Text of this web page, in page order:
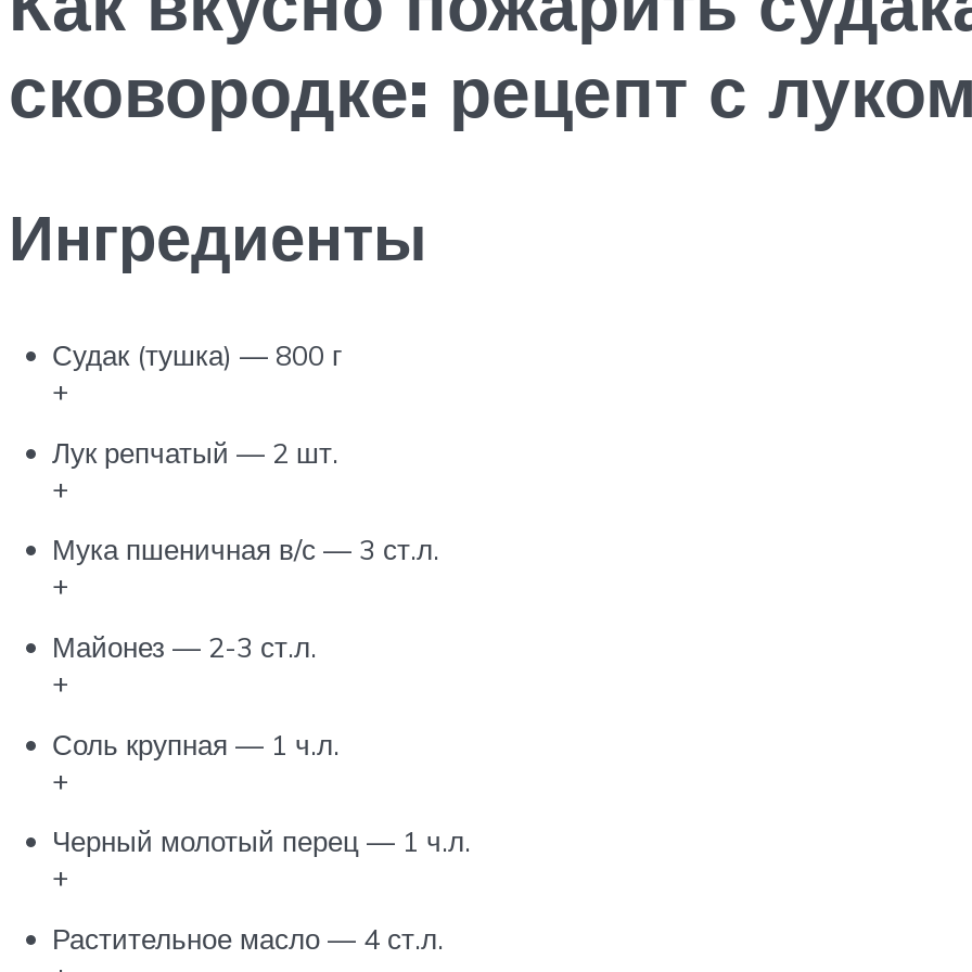
сковородке: рецепт с луком
Ингредиенты
Судак (тушка) — 800 г
+
Лук репчатый — 2 шт.
+
Мука пшеничная в/с — 3 ст.л.
+
Майонез — 2-3 ст.л.
+
Соль крупная — 1 ч.л.
+
Черный молотый перец — 1 ч.л.
+
Растительное масло — 4 ст.л.